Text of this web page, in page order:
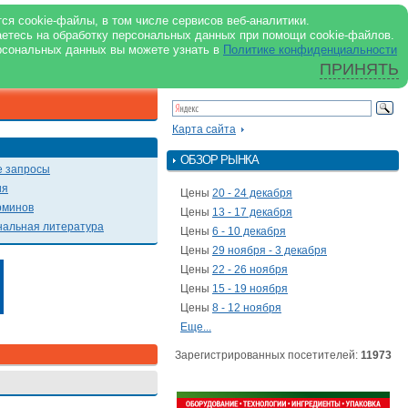
cookie-файлы, в том числе сервисов веб-аналитики.
на обработку персональных данных при помощи cookie-файлов.
данных вы можете узнать в Политике конфиденциальности
ПРИНЯТЬ
support@milkbranch.ru
О портале
Реклама в журнале
Реклама на портале
Архив номеров
запросы
литература
Карта сайта
ОБЗОР РЫНКА
Цены 20 - 24 декабря
Цены 13 - 17 декабря
Цены 6 - 10 декабря
Цены 29 ноября - 3 декабря
Цены 22 - 26 ноября
Цены 15 - 19 ноября
Цены 8 - 12 ноября
Еще...
Зарегистрированных посетителей: 11973